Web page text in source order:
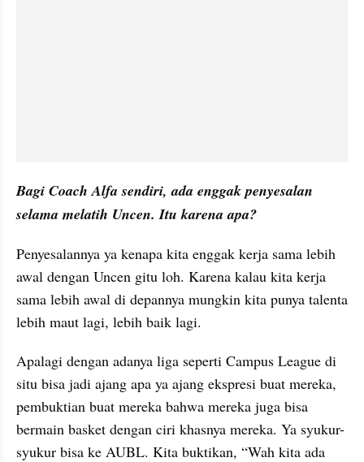
Bagi Coach Alfa sendiri, ada enggak penyesalan
selama melatih Uncen. Itu karena apa?
Penyesalannya ya kenapa kita enggak kerja sama lebih
awal dengan Uncen gitu loh. Karena kalau kita kerja
sama lebih awal di depannya mungkin kita punya talenta
lebih maut lagi, lebih baik lagi.
Apalagi dengan adanya liga seperti Campus League di
situ bisa jadi ajang apa ya ajang ekspresi buat mereka,
pembuktian buat mereka bahwa mereka juga bisa
bermain basket dengan ciri khasnya mereka. Ya syukur-
syukur bisa ke AUBL. Kita buktikan, “Wah kita ada